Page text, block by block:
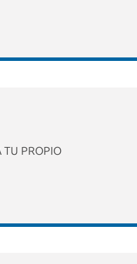
TU PROPIO